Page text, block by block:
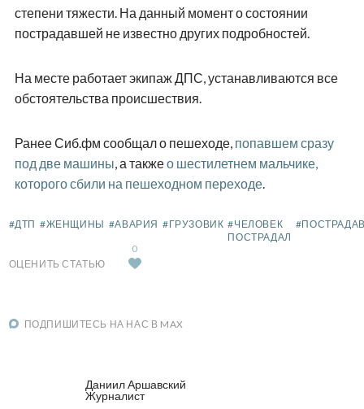
степени тяжести. На данный момент о состоянии
пострадавшей не известно других подробностей.
На месте работает экипаж ДПС, устанавливаются все
обстоятельства происшествия.
Ранее Сиб.фм сообщал о пешеходе, попавшем сразу
под две машины, а такжео шестилетнем мальчике,
которого сбили на пешеходном переходе.
#ДТП #ЖЕНЩИНЫ #АВАРИЯ #ГРУЗОВИК #ЧЕЛОВЕК
ПОСТРАДАЛ
ОЦЕНИТЬ СТАТЬЮ
0
ПОДПИШИТЕСЬ НА НАС В MAX
Даниил Аршавский
Журналист